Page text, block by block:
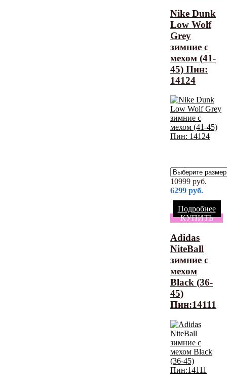
Nike Dunk
Low Wolf
Grey
зимние с
мехом (41-
45) Пин:
14124
10999 руб.
6299 руб.
Подробнее
КУПИТЬ
Adidas
NiteBall
зимние с
мехом
Black (36-
45)
Пин:14111